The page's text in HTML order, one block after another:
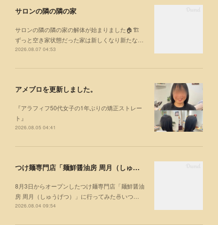
サロンの隣の隣の家
サロンの隣の隣の家の解体が始まりました🏠🏗
ずっと空き家状態だった家は新しくなり新たな…
2026.08.07 04:53
アメブロを更新しました。
『アラフィフ50代女子の1年ぶりの矯正ストレー
ト』
2026.08.05 04:41
つけ麺専門店「麺鮮醤油房 周月（しゅうげつ）」⁡ に行ってみた🍜
8月3日からオープンしたつけ麺専門店「麺鮮醤油
房 周月（しゅうげつ）」⁡に行ってみた🍜いつ…
2026.08.04 09:54